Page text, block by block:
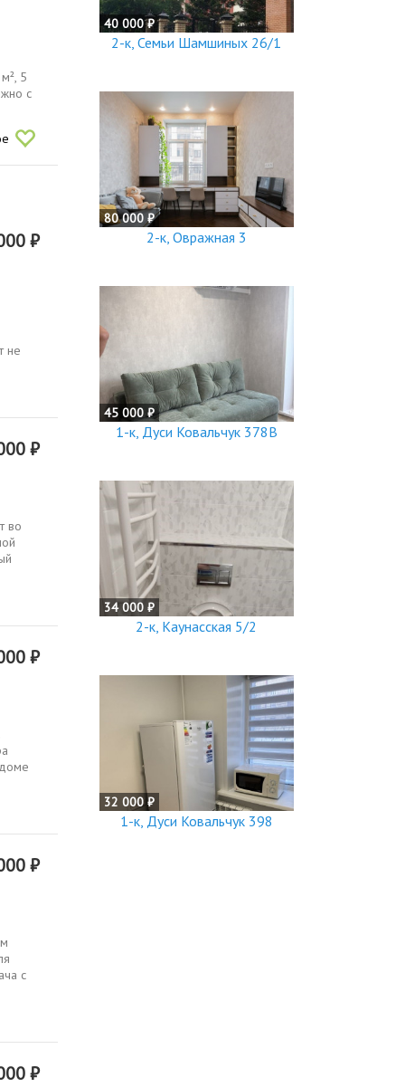
5
с
₽
не
₽
во
₽
₽
с
₽
40 000 ₽
2-к, Семьи Шамшиных 26/1
80 000 ₽
2-к, Овражная 3
45 000 ₽
1-к, Дуси Ковальчук 378В
34 000 ₽
2-к, Каунасская 5/2
32 000 ₽
1-к, Дуси Ковальчук 398